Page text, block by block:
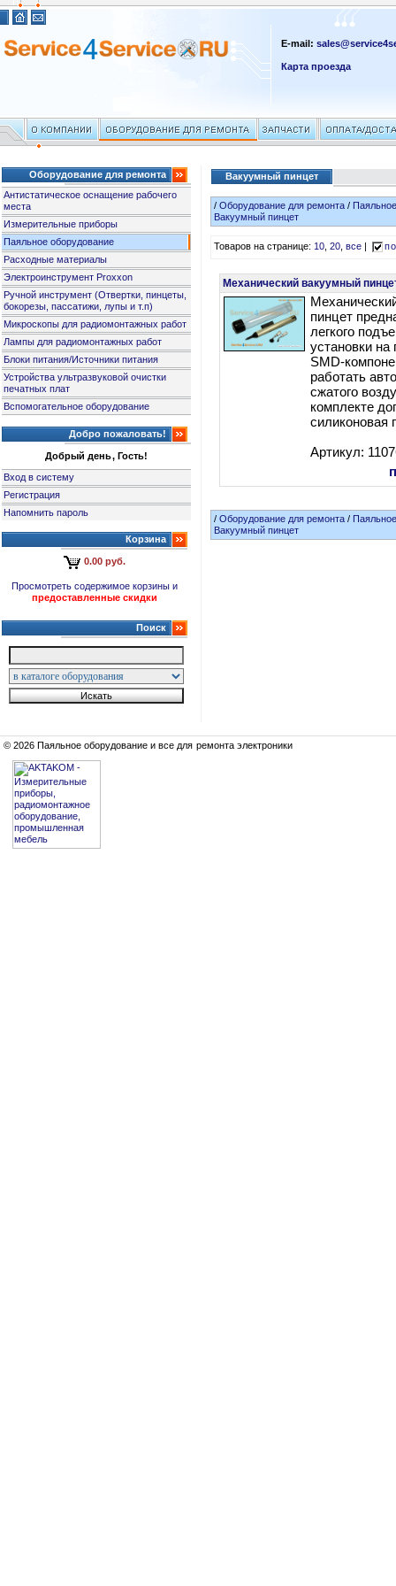
E-mail:
Карта проезда
Оборудование для ремонта
Антистатическое оснащение рабочего
места
Измерительные приборы
Паяльное оборудование
Расходные материалы
Электроинструмент Proxxon
Ручной инструмент (Отвертки, пинцеты,
бокорезы, пассатижи, лупы и т.п)
Микроскопы для радиомонтажных работ
Лампы для радиомонтажных работ
Блоки питания/Источники питания
Устройства ультразвуковой очистки
печатных плат
Вспомогательное оборудование
Добро пожаловать!
Добрый день, Гость!
Вход в систему
Регистрация
Напомнить пароль
Корзина
0.00 руб.
Просмотреть содержимое корзины и
предоставленные скидки
Поиск
Вакуумный пинцет
/Оборудование для ремонта /
Вакуумный пинцет
Товаров на странице:10,20,все
Механический вакуумный
пинцет
легкого
установки на
SMD-
работать
сжатого
комплекте
силиконовая
Артикул:
/Оборудование для ремонта /
Вакуумный пинцет
© 2026 Паяльное оборудование и все для ремонта электроники